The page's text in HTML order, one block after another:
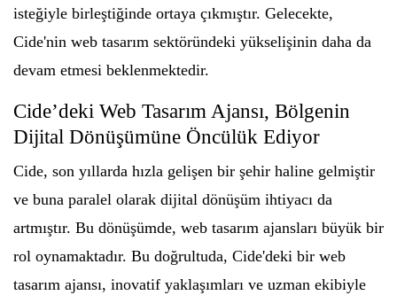
isteğiyle birleştiğinde ortaya çıkmıştır. Gelecekte,
Cide'nin web tasarım sektöründeki yükselişinin daha da
devam etmesi beklenmektedir.
Cide’deki Web Tasarım Ajansı, Bölgenin
Dijital Dönüşümüne Öncülük Ediyor
Cide, son yıllarda hızla gelişen bir şehir haline gelmiştir
ve buna paralel olarak dijital dönüşüm ihtiyacı da
artmıştır. Bu dönüşümde, web tasarım ajansları büyük bir
rol oynamaktadır. Bu doğrultuda, Cide'deki bir web
tasarım ajansı, inovatif yaklaşımları ve uzman ekibiyle